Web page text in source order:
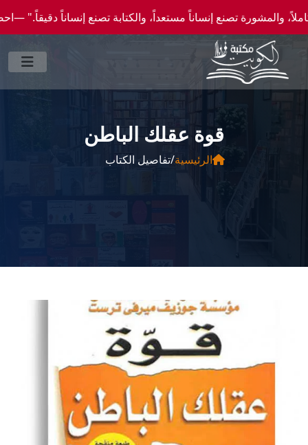
تصنع إنساناً مستعداً، والكتابة تصنع إنساناً دقيقاً." —احصل علي عروض وخصومات
قوة عقلك الباطن
الرئيسية/تفاصيل الكتاب